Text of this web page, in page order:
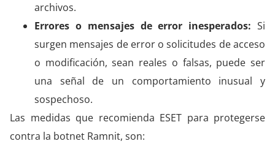
archivos.
Errores o mensajes de error inesperados: Si
surgen mensajes de error o solicitudes de acceso
o modificación, sean reales o falsas, puede ser
una señal de un comportamiento inusual y
sospechoso.
Las medidas que recomienda ESET para protegerse
contra la botnet Ramnit, son: